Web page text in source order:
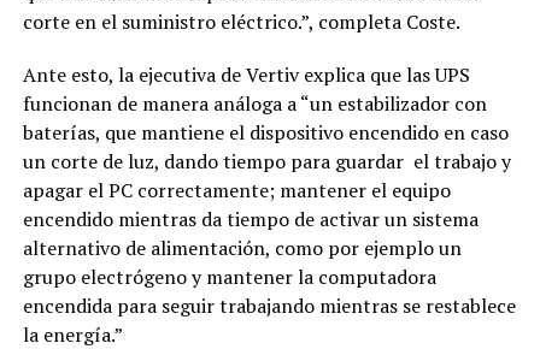
corte en el suministro eléctrico.”, completa Coste.
Ante esto, la ejecutiva de Vertiv explica que las UPS
funcionan de manera análoga a “un estabilizador con
baterías, que mantiene el dispositivo encendido en caso
un corte de luz, dando tiempo para guardar el trabajo y
apagar el PC correctamente; mantener el equipo
encendido mientras da tiempo de activar un sistema
alternativo de alimentación, como por ejemplo un
grupo electrógeno y mantener la computadora
encendida para seguir trabajando mientras se restablece
la energía.”